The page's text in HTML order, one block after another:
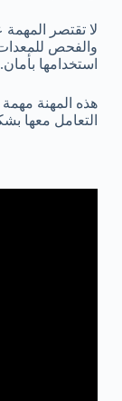
لا تقتصر المهمة
والفحص
استخدامها بأمان.
هذه المهنة
التعامل معها